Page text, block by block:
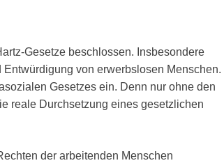
Gesetze beschlossen. Insbesondere
von erwerbslosen Menschen.
Gesetzes ein. Denn nur ohne den
reale Durchsetzung eines gesetzlichen
der arbeitenden Menschen